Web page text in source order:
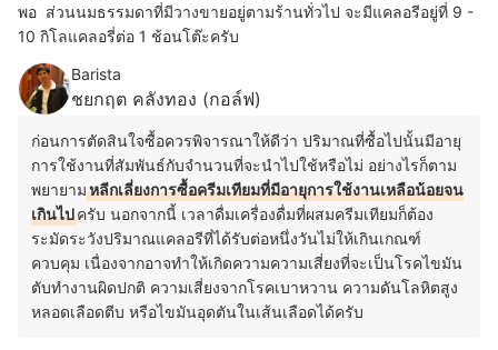
พอ ส่วนนมธรรมดาที่มีวางขายอยู่ตามร้านทั่วไป จะมีแคลอรีอยู่ที่ 9 -
10 กิโลแคลอรี่ต่อ 1 ช้อนโต๊ะครับ
Barista
ชยกฤต คลังทอง (กอล์ฟ)
ก่อนการตัดสินใจซื้อควรพิจารณาให้ดีว่า ปริมาณที่ซื้อไปนั้นมีอายุ
การใช้งานที่สัมพันธ์กับจำนวนที่จะนำไปใช้หรือไม่ อย่างไรก็ตาม
พยายามหลีกเลี่ยงการซื้อครีมเทียมที่มีอายุการใช้งานเหลือน้อยจน
เกินไปครับ นอกจากนี้ เวลาดื่มเครื่องดื่มที่ผสมครีมเทียมก็ต้อง
ระมัดระวังปริมาณแคลอรีที่ได้รับต่อหนึ่งวันไม่ให้เกินเกณฑ์
ควบคุม เนื่องจากอาจทำให้เกิดความความเสี่ยงที่จะเป็นโรคไขมัน
ตับทำงานผิดปกติ ความเสี่ยงจากโรคเบาหวาน ความดันโลหิตสูง
หลอดเลือดตีบ หรือไขมันอุดตันในเส้นเลือดได้ครับ